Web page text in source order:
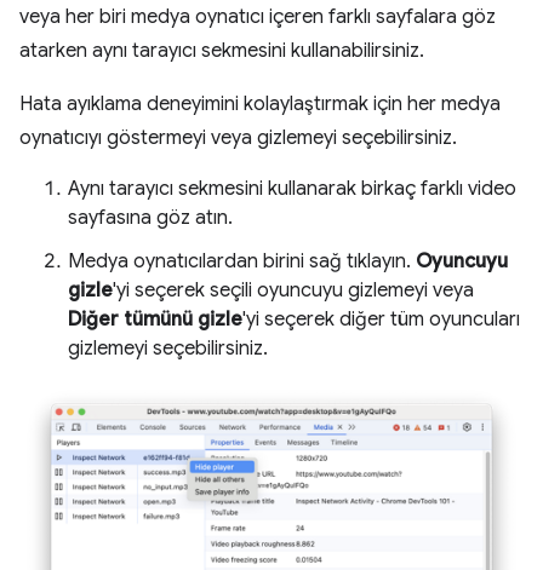
veya her biri medya oynatıcı içeren farklı sayfalara göz
atarken aynı tarayıcı sekmesini kullanabilirsiniz.
Hata ayıklama deneyimini kolaylaştırmak için her medya
oynatıcıyı göstermeyi veya gizlemeyi seçebilirsiniz.
Aynı tarayıcı sekmesini kullanarak birkaç farklı video
sayfasına göz atın.
Medya oynatıcılardan birini sağ tıklayın. Oyuncuyu
gizle'yi seçerek seçili oyuncuyu gizlemeyi veya
Diğer tümünü gizle'yi seçerek diğer tüm oyuncuları
gizlemeyi seçebilirsiniz.